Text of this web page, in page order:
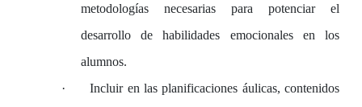
metodologías necesarias para potenciar el
desarrollo de habilidades emocionales en los
alumnos.
·
Incluir en las planificaciones áulicas, contenidos